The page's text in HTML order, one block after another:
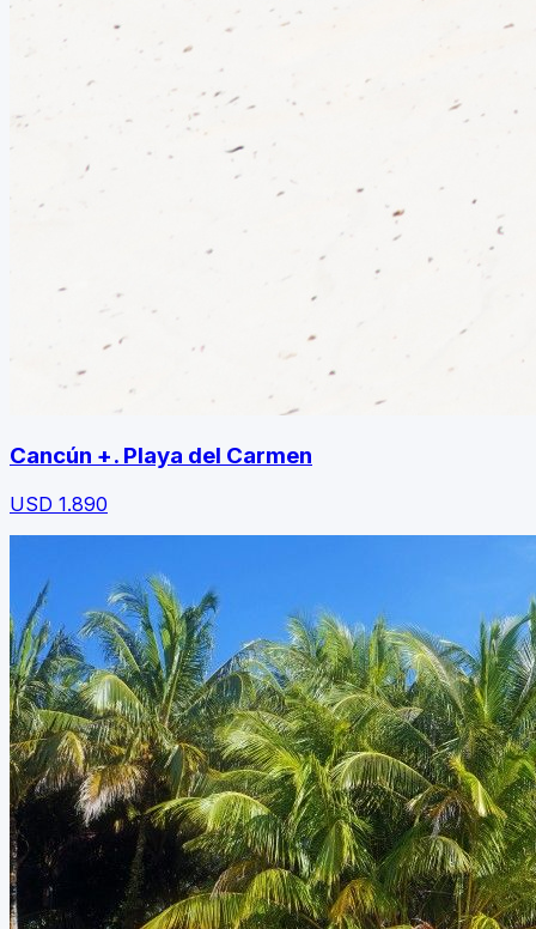
Cancún +. Playa del Carmen
USD 1.890